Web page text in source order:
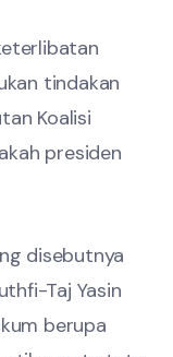
tindakan
Koalisi
presiden
disebutnya
Taj Yasin
berupa